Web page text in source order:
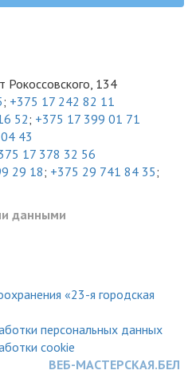
Рокоссовского, 134
; +375 17 242 82 11
52; +375 17 399 01 71
43
17 378 32 56
29 18; +375 29 741 84 35;
данными
«23-я городская
персональных данных
cookie
ВЕБ-МАСТЕРСКАЯ.БЕЛ